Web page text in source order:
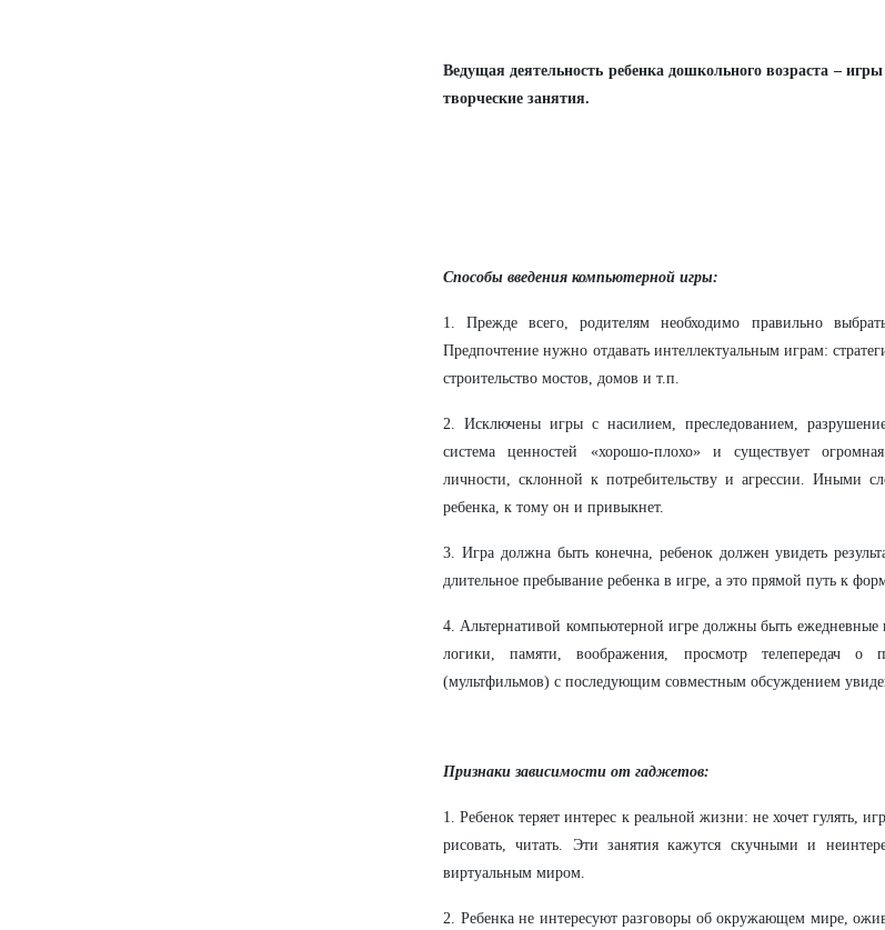
Ведущая деятельность ребенка дошкольного возраста –
творческие занятия.
Способы введения компьютерной игры:
1. Прежде всего, родителям необходимо правильно
Предпочтение нужно отдавать интеллектуальным играм:
строительство мостов, домов и т.п.
2. Исключены игры с насилием, преследованием,
система ценностей «хорошо-плохо» и существует
личности, склонной к потребительству и агрессии. Иными
ребенка, к тому он и привыкнет.
3. Игра должна быть конечна, ребенок должен увидеть
длительное пребывание ребенка в игре, а это прямой путь к
4. Альтернативой компьютерной игре должны быть ежедневные
логики, памяти, воображения, просмотр телепередач о
(мультфильмов) с последующим совместным обсуждением
Признаки зависимости от гаджетов:
1. Ребенок теряет интерес к реальной жизни: не хочет гулять,
рисовать, читать. Эти занятия кажутся скучными и
виртуальным миром.
2. Ребенка не интересуют разговоры об окружающем мире,